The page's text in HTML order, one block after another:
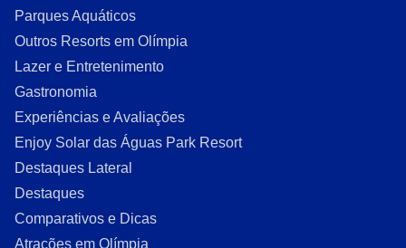
Parques Aquáticos
Outros Resorts em Olímpia
Lazer e Entretenimento
Gastronomia
Experiências e Avaliações
Enjoy Solar das Águas Park Resort
Destaques Lateral
Destaques
Comparativos e Dicas
Atrações em Olímpia